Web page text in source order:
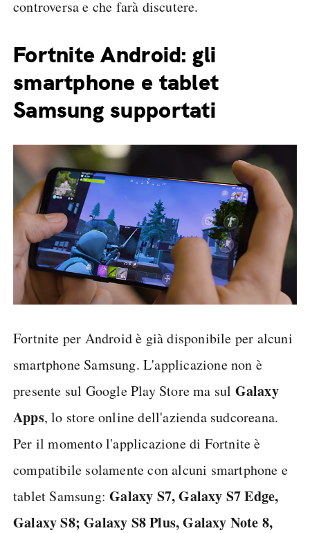
controversa e che farà discutere.
Fortnite Android: gli
smartphone e tablet
Samsung supportati
Fortnite per Android è già disponibile per alcuni
smartphone Samsung. L'applicazione non è
presente sul Google Play Store ma sul Galaxy
Apps, lo store online dell'azienda sudcoreana.
Per il momento l'applicazione di Fortnite è
compatibile solamente con alcuni smartphone e
tablet Samsung:Galaxy S7, Galaxy S7 Edge,
Galaxy S8; Galaxy S8 Plus, Galaxy Note 8,